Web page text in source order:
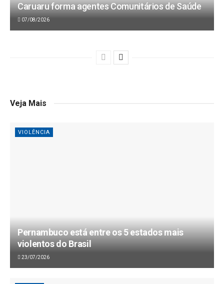
Caruaru forma agentes Comunitários de Saúde
07/08/2026
Veja Mais
VIOLÊNCIA
Pernambuco está entre os 5 estados mais
violentos do Brasil
23/07/2026